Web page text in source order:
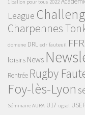
1 ballon pour tous 2022
League
Charpennes
domene DRL edr fauteuil
loisirs News
Rentrée Rugby
Foy-lès-Lyon
Séminaire AURA U17 ugsel